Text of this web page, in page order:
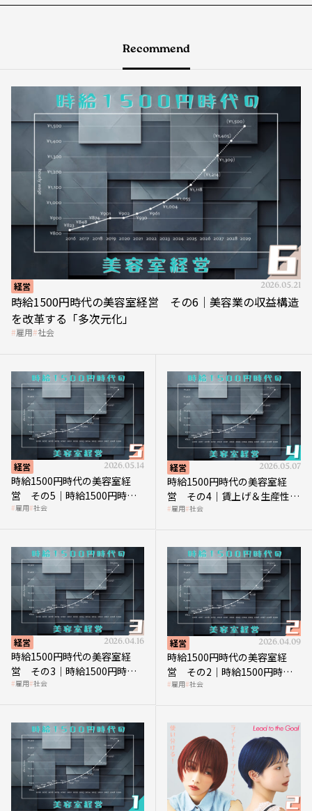
Recommend
経営 2026.05.21
時給1500円時代の美容室経営 その6｜美容業の収益構造
を改革する「多次元化」
雇用 社会
経営 2026.05.14
時給1500円時代の美容室経
営 その5｜時給1500円時代
の到来は美容業の収益構造を
雇用 社会
経営 2026.05.07
時給1500円時代の美容室経
営 その4｜賃上げ＆生産性向
上につなげる賢い助成金活用
雇用 社会
経営 2026.04.16
時給1500円時代の美容室経
営 その3｜時給1500円時
代、美容業はどのような影響
雇用 社会
経営 2026.04.09
時給1500円時代の美容室経
営 その2｜時給1500円時代
に支払う給与はいくらなのか
雇用 社会